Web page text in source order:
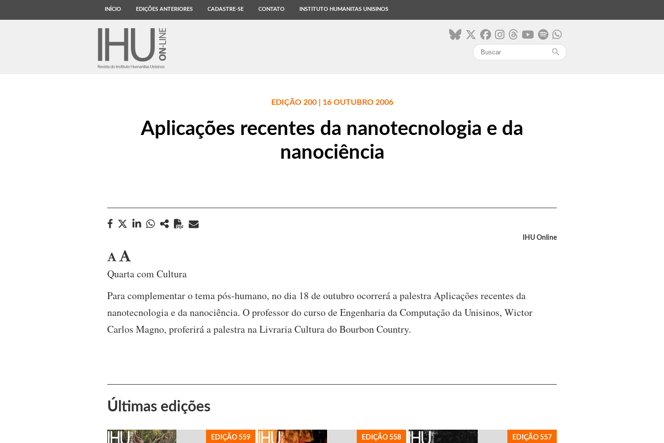
INÍCIO EDIÇÕES ANTERIORES CADASTRE-SE CONTATO INSTITUTO HUMANITAS UNISINOS
search
EDIÇÃO 200 | 16 OUTUBRO 2006
Aplicações recentes da nanotecnologia e da
nanociência
IHU Online
Quarta com Cultura
Para complementar o tema pós-humano, no dia 18 de outubro ocorrerá a palestra Aplicações recentes da
nanotecnologia e da nanociência. O professor do curso de Engenharia da Computação da Unisinos, Wictor
Carlos Magno, proferirá a palestra na Livraria Cultura do Bourbon Country.
Últimas edições
EDIÇÃO 559 EDIÇÃO 558 EDIÇÃO 557